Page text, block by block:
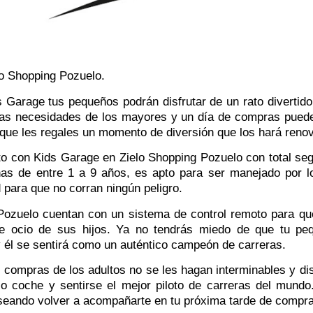
Shopping Pozuelo.
tus pequeños podrán disfrutar de un rato
necesidades de los mayores y un día de compras
les regales un momento de diversión que los hará
con Kids Garage en Zielo Shopping Pozuelo con total
de entre 1 a 9 años, es apto para ser manejado por
que no corran ningún peligro.
cuentan con un sistema de control remoto para
ocio de sus hijos. Ya no tendrás miedo de que tu
se sentirá como un auténtico campeón de carreras.
de los adultos no se les hagan interminables y
coche y sentirse el mejor piloto de carreras del
volver a acompañarte en tu próxima tarde de